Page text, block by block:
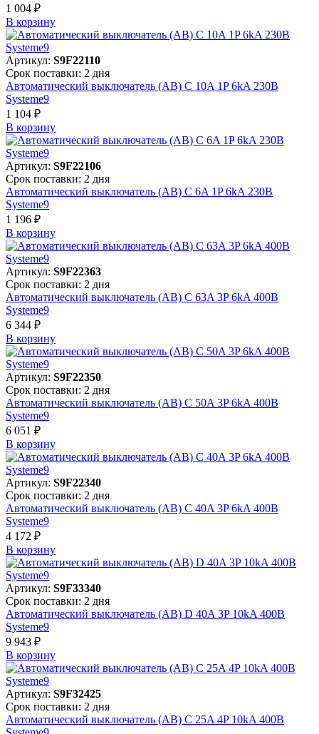
1 004 ₽
В корзинy
Артикул: S9F22110
Срок поставки: 2 дня
Автоматический выключатель (АВ) C 10A 1P 6kA 230В
Systeme9
1 104 ₽
В корзинy
Артикул: S9F22106
Срок поставки: 2 дня
Автоматический выключатель (АВ) C 6A 1P 6kA 230В
Systeme9
1 196 ₽
В корзинy
Артикул: S9F22363
Срок поставки: 2 дня
Автоматический выключатель (АВ) C 63A 3P 6kA 400В
Systeme9
6 344 ₽
В корзинy
Артикул: S9F22350
Срок поставки: 2 дня
Автоматический выключатель (АВ) C 50A 3P 6kA 400В
Systeme9
6 051 ₽
В корзинy
Артикул: S9F22340
Срок поставки: 2 дня
Автоматический выключатель (АВ) C 40A 3P 6kA 400В
Systeme9
4 172 ₽
В корзинy
Артикул: S9F33340
Срок поставки: 2 дня
Автоматический выключатель (АВ) D 40A 3P 10kA 400В
Systeme9
9 943 ₽
В корзинy
Артикул: S9F32425
Срок поставки: 2 дня
Автоматический выключатель (АВ) C 25A 4P 10kA 400В